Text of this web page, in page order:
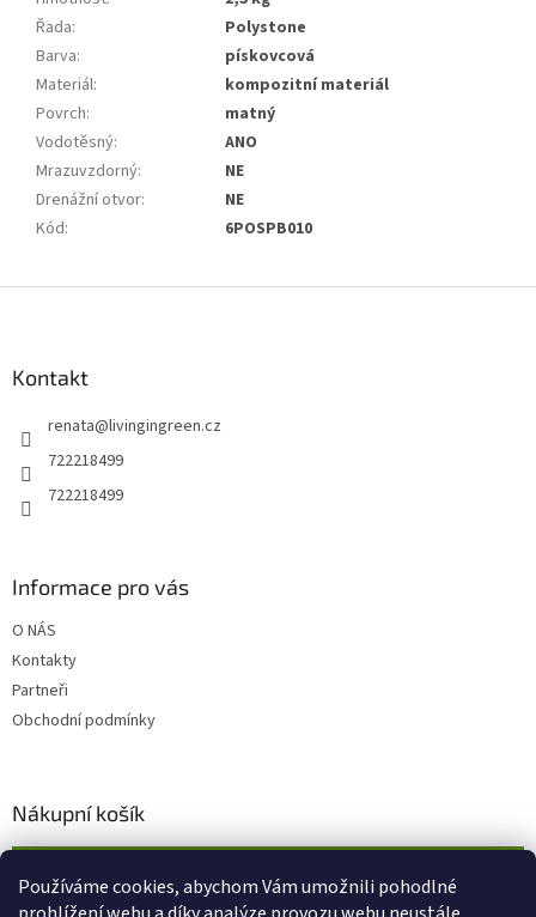
Používáme cookies, abychom Vám umožnili pohodlné
Řada:
Polystone
Barva:
pískovcová
Materiál:
kompozitní materiál
Povrch:
matný
Vodotěsný:
ANO
Mrazuvzdorný:
NE
Drenážní otvor:
NE
Kód: 6POSPB010
Kontakt
renata@livingingreen.cz
722218499
722218499
Informace pro vás
O NÁS
Kontakty
Partneři
Obchodní podmínky
Nákupní košík